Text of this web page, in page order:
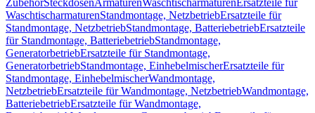
ZubehörSteckdosenArmaturenWaschtischarmaturen Ersatzteile für
WaschtischarmaturenStandmontage, NetzbetriebErsatzteile für
Standmontage, NetzbetriebStandmontage, BatteriebetriebErsatzteile
für Standmontage, BatteriebetriebStandmontage,
GeneratorbetriebErsatzteile für Standmontage,
GeneratorbetriebStandmontage, EinhebelmischerErsatzteile für
Standmontage, EinhebelmischerWandmontage,
NetzbetriebErsatzteile für Wandmontage, NetzbetriebWandmontage,
BatteriebetriebErsatzteile für Wandmontage,